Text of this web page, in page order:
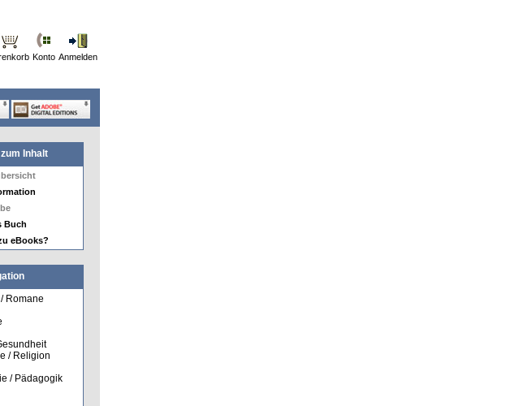
Konto Anmelden
Inhalt
Buch
eBooks?
Romane
/ Religion
/ Pädagogik